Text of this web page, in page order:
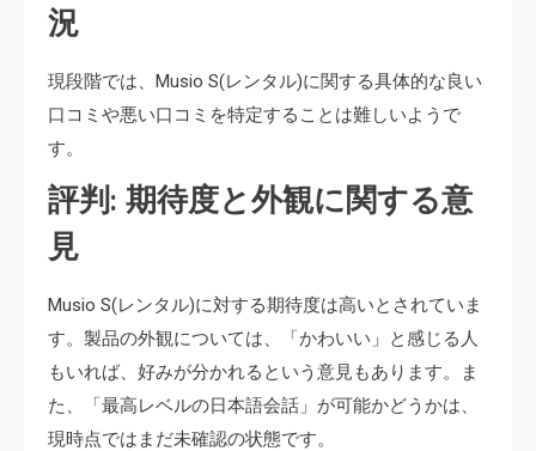
況
現段階では、Musio S(レンタル)に関する具体的な良い
口コミや悪い口コミを特定することは難しいようで
す。
評判: 期待度と外観に関する意
見
Musio S(レンタル)に対する期待度は高いとされていま
す。製品の外観については、「かわいい」と感じる人
もいれば、好みが分かれるという意見もあります。ま
た、「最高レベルの日本語会話」が可能かどうかは、
現時点ではまだ未確認の状態です。